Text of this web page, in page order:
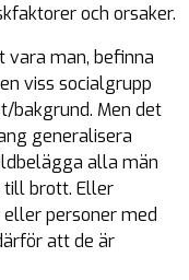
och orsaker.
man, befinna
viss socialgrupp
bakgrund. Men det
generalisera
alla män
till brott. Eller
personer med
att de är